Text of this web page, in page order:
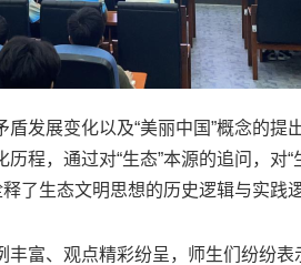
展变化以及“美丽中国”概念的提
程，通过对“生态”本源的追问，对“
了生态文明思想的历史逻辑与实践逻
富、观点精彩纷呈，师生们纷纷表